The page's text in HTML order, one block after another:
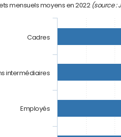
mensuels moyens en 2022 (source :
Cadres
intermédiaires
Employés